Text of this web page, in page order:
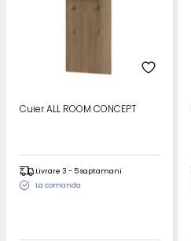
Cuier ALL ROOM CONCEPT
Livrare 3 - 5 saptamani
La comanda